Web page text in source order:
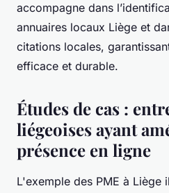
accompagne dans
annuaires locaux Liège et
citations locales,
efficace et durable.
Études de cas :
liégeoises ayant
présence en ligne
L'exemple des PME à Liège